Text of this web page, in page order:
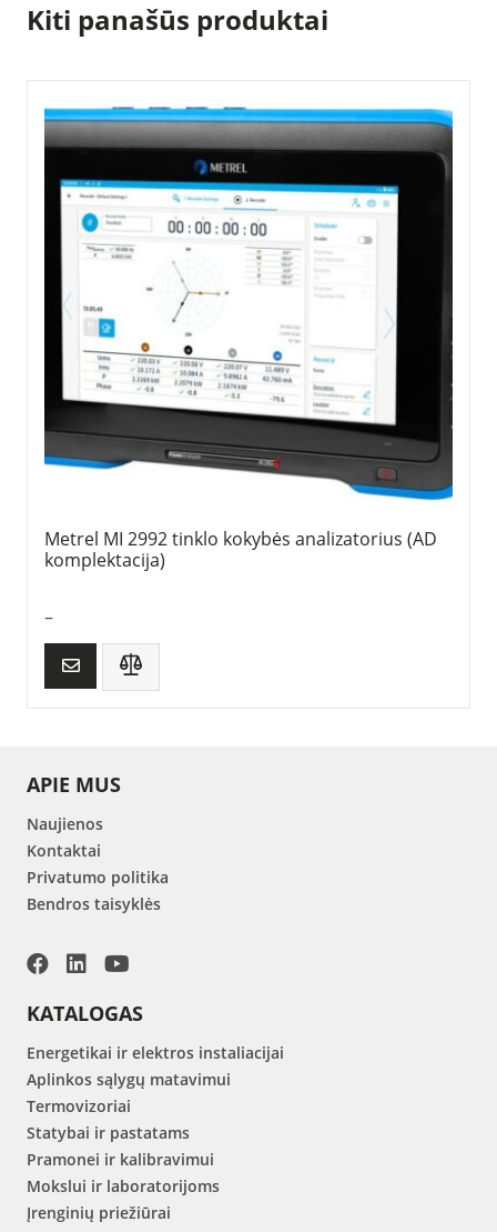
Kiti panašūs produktai
Metrel MI 2992 tinklo kokybės analizatorius (AD
komplektacija)
–
APIE MUS
Naujienos
Kontaktai
Privatumo politika
Bendros taisyklės
KATALOGAS
Energetikai ir elektros instaliacijai
Aplinkos sąlygų matavimui
Termovizoriai
Statybai ir pastatams
Pramonei ir kalibravimui
Mokslui ir laboratorijoms
Įrenginių priežiūrai